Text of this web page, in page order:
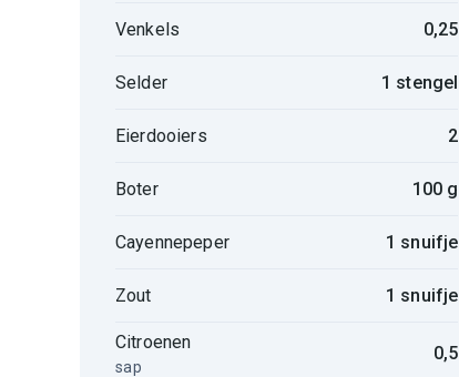
Venkels 0,25
Selder 1 stengel
Eierdooiers 2
Boter 100 g
Cayennepeper 1 snuifje
Zout 1 snuifje
Citroenen
sap
0,5